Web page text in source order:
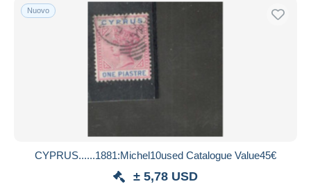
Nuovo
CYPRUS......1881:Michel10used Catalogue Value45€
± 5,78 USD